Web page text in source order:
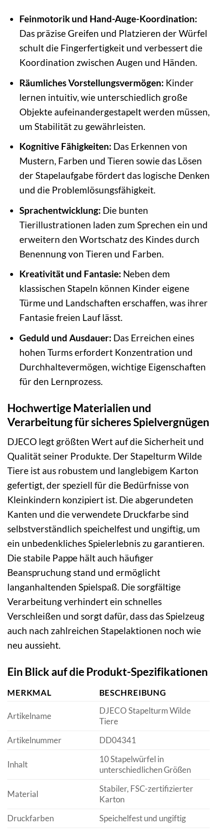
Feinmotorik und Hand-Auge-Koordination:
Das präzise Greifen und Platzieren der Würfel
schult die Fingerfertigkeit und verbessert die
Koordination zwischen Augen und Händen.
Räumliches Vorstellungsvermögen: Kinder
lernen intuitiv, wie unterschiedlich große
Objekte aufeinandergestapelt werden müssen,
um Stabilität zu gewährleisten.
Kognitive Fähigkeiten: Das Erkennen von
Mustern, Farben und Tieren sowie das Lösen
der Stapelaufgabe fördert das logische Denken
und die Problemlösungsfähigkeit.
Sprachentwicklung: Die bunten
Tierillustrationen laden zum Sprechen ein und
erweitern den Wortschatz des Kindes durch
Benennung von Tieren und Farben.
Kreativität und Fantasie: Neben dem
klassischen Stapeln können Kinder eigene
Türme und Landschaften erschaffen, was ihrer
Fantasie freien Lauf lässt.
Geduld und Ausdauer: Das Erreichen eines
hohen Turms erfordert Konzentration und
Durchhaltevermögen, wichtige Eigenschaften
für den Lernprozess.
Hochwertige Materialien und
Verarbeitung für sicheres Spielvergnügen
DJECO legt größten Wert auf die Sicherheit und
Qualität seiner Produkte. Der Stapelturm Wilde
Tiere ist aus robustem und langlebigem Karton
gefertigt, der speziell für die Bedürfnisse von
Kleinkindern konzipiert ist. Die abgerundeten
Kanten und die verwendete Druckfarbe sind
selbstverständlich speichelfest und ungiftig, um
ein unbedenkliches Spielerlebnis zu garantieren.
Die stabile Pappe hält auch häufiger
Beanspruchung stand und ermöglicht
langanhaltenden Spielspaß. Die sorgfältige
Verarbeitung verhindert ein schnelles
Verschleißen und sorgt dafür, dass das Spielzeug
auch nach zahlreichen Stapelaktionen noch wie
neu aussieht.
Ein Blick auf die Produkt-Spezifikationen
MERKMAL BESCHREIBUNG
Artikelname
DJECO Stapelturm Wilde
Tiere
Artikelnummer
DD04341
Inhalt
10 Stapelwürfel in
unterschiedlichen Größen
Material
Stabiler, FSC-zertifizierter
Karton
Druckfarben
Speichelfest und ungiftig